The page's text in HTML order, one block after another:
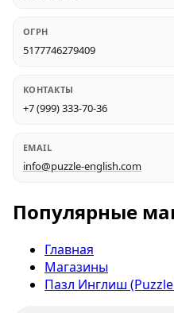
ОГРН
5177746279409
КОНТАКТЫ
+7 (999) 333-70-36
EMAIL
info@puzzle-english.com
Популярные
Главная
Магазины
Пазл Инглиш